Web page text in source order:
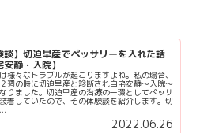
談】切迫早産でペッサリーを入れた話
安静・入院】
様々なトラブルが起こりますよね。私の場合、
週の時に切迫早産と診断され自宅安静〜入院〜
りました。切迫早産の治療の一環としてぺッサ
着していたので、その体験談を紹介します。切
2022.06.26